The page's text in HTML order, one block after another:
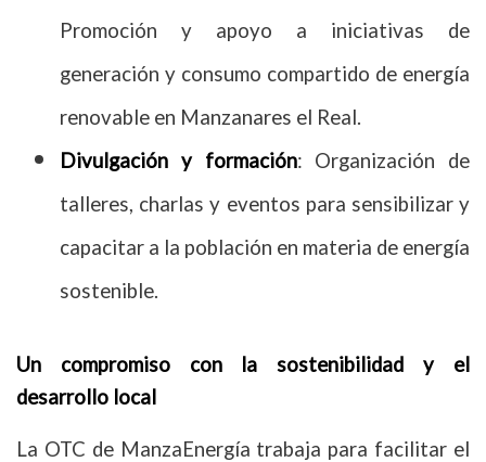
Promoción y apoyo a iniciativas de
generación y consumo compartido de energía
renovable en Manzanares el Real.
Divulgación y formación: Organización de
talleres, charlas y eventos para sensibilizar y
capacitar a la población en materia de energía
sostenible.
Un compromiso con la sostenibilidad y el
desarrollo local
La OTC de ManzaEnergía trabaja para facilitar el